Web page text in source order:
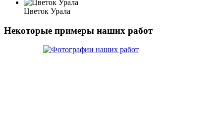
Цветок Урала
Некоторые примеры наших работ